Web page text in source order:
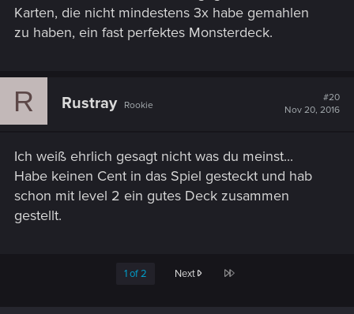
Karten, die nicht mindestens 3x habe gemahlen
zu haben, ein fast perfektes Monsterdeck.
R Rustray Rookie
#20
Nov 20, 2016
Ich weiß ehrlich gesagt nicht was du meinst...
Habe keinen Cent in das Spiel gesteckt und hab
schon mit level 2 ein gutes Deck zusammen
gestellt.
1 of 2 Next Last